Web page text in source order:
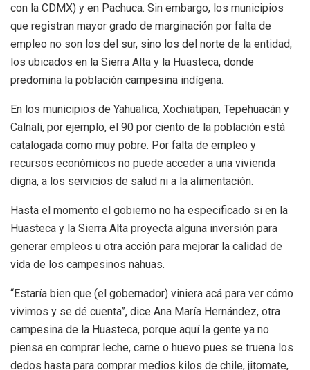
con la CDMX) y en Pachuca. Sin embargo, los municipios
que registran mayor grado de marginación por falta de
empleo no son los del sur, sino los del norte de la entidad,
los ubicados en la Sierra Alta y la Huasteca, donde
predomina la población campesina indígena.
En los municipios de Yahualica, Xochiatipan, Tepehuacán y
Calnali, por ejemplo, el 90 por ciento de la población está
catalogada como muy pobre. Por falta de empleo y
recursos económicos no puede acceder a una vivienda
digna, a los servicios de salud ni a la alimentación.
Hasta el momento el gobierno no ha especificado si en la
Huasteca y la Sierra Alta proyecta alguna inversión para
generar empleos u otra acción para mejorar la calidad de
vida de los campesinos nahuas.
“Estaría bien que (el gobernador) viniera acá para ver cómo
vivimos y se dé cuenta”, dice Ana María Hernández, otra
campesina de la Huasteca, porque aquí la gente ya no
piensa en comprar leche, carne o huevo pues se truena los
dedos hasta para comprar medios kilos de chile, jitomate,